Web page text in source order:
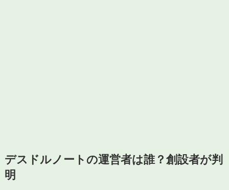
デスドルノートの運営者は誰？創設者が判
明